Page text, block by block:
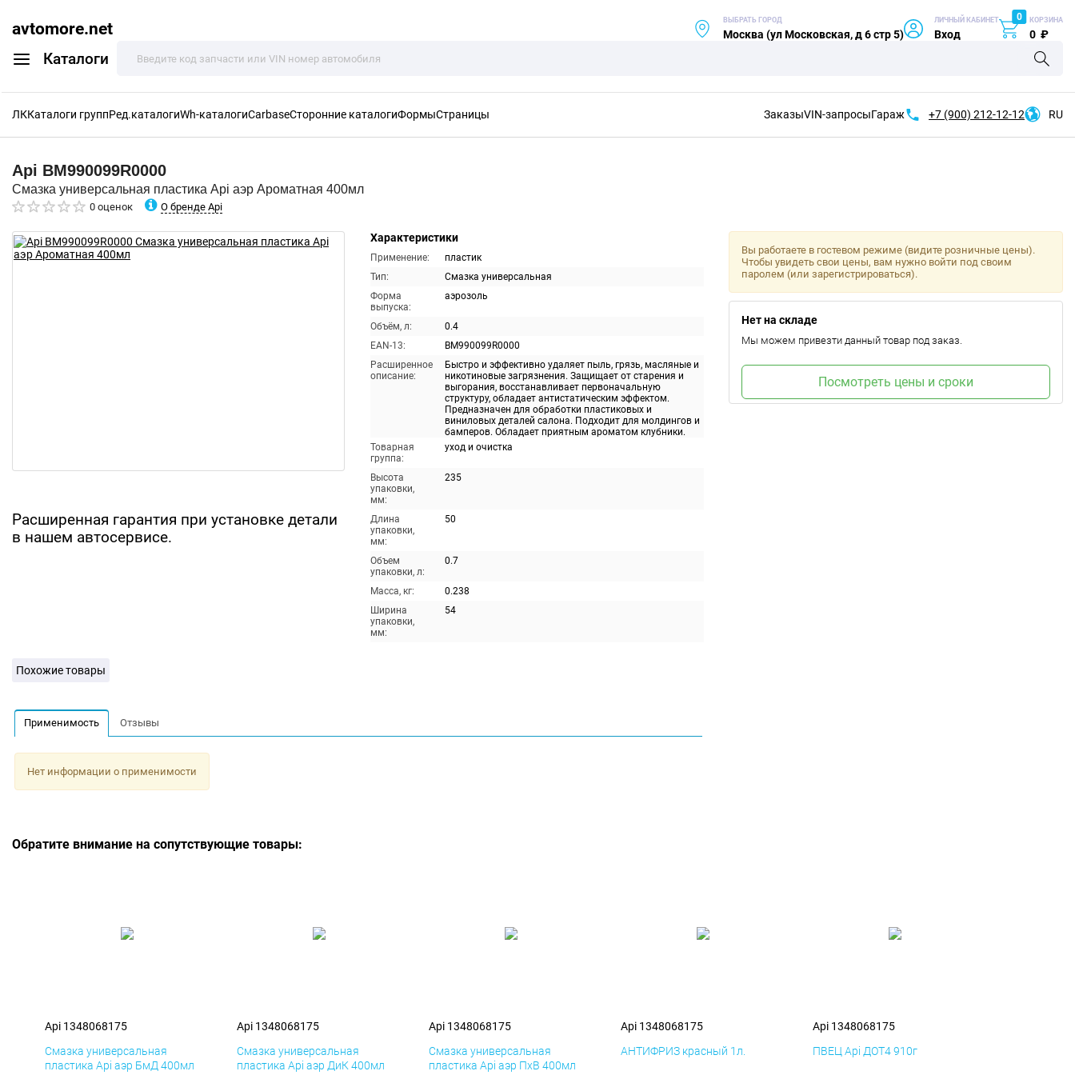
avtomore.net
Каталоги
ВЫБРАТЬ ГОРОД
Москва (ул Московская, д 6 стр 5)
ЛИЧНЫЙ КАБИНЕТ
Вход
0 КОРЗИНА
0 ₽
ЛККаталоги группРед.каталогиWh-каталогиCarbaseСторонние каталогиФормыСтраницы ЗаказыVIN-запросыГараж +7 (900) 212-12-12 RU
Api BM990099R0000
Смазка универсальная пластика Api аэр Ароматная 400мл
0 оценок О бренде Api
Расширенная гарантия при установке детали
в нашем автосервисе.
Характеристики
Применение:
пластик
Тип:
Смазка универсальная
Форма
выпуска:
аэрозоль
Объём, л:
0.4
EAN-13:
BM990099R0000
Расширенное
описание:
Быстро и эффективно удаляет пыль, грязь, масляные и
никотиновые загрязнения. Защищает от старения и
выгорания, восстанавливает первоначальную
структуру, обладает антистатическим эффектом.
Предназначен для обработки пластиковых и
виниловых деталей салона. Подходит для молдингов и
бамперов. Обладает приятным ароматом клубники.
Товарная
группа:
уход и очистка
Высота
упаковки,
мм:
235
Длина
упаковки,
мм:
50
Объем
упаковки, л:
0.7
Масса, кг:
0.238
Ширина
упаковки,
мм:
54
Вы работаете в гостевом режиме (видите розничные цены).
Чтобы увидеть свои цены, вам нужно войти под своим
паролем (или зарегистрироваться).
Нет на складе
Мы можем привезти данный товар под заказ.
Посмотреть цены и сроки
Похожие товары
Применимость Отзывы
Нет информации о применимости
Обратите внимание на сопутствующие товары:
Api 1348068175
Смазка универсальная
пластика Api аэр БмД 400мл
Api 1348068175
Смазка универсальная
пластика Api аэр ДиК 400мл
Api 1348068175
Смазка универсальная
пластика Api аэр ПхВ 400мл
Api 1348068175
АНТИФРИЗ красный 1л.
Api 1348068175
ПВЕЦ Api ДОТ4 910г